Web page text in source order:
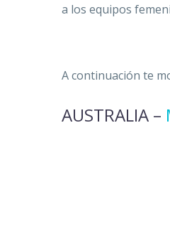
a los equipos
A continuación te
AUSTRALIA –